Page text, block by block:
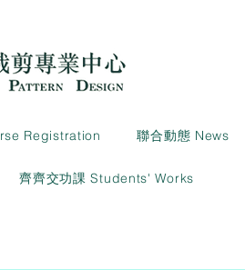
Registration 聯合動態 News
齊齊交功課 Students' Works